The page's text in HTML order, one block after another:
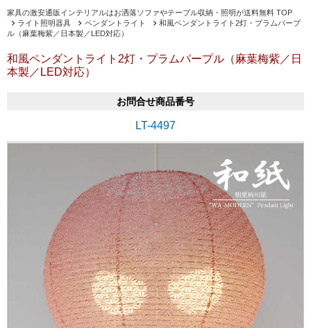
家具の激安通販インテリアルはお洒落ソファやテーブル収納・照明が送料無料 TOP
ライト照明器具
ペンダントライト
和風ペンダントライト2灯・プラムパープ
ル（麻葉梅紫／日本製／LED対応）
和風ペンダントライト2灯・プラムパープル（麻葉梅紫／日
本製／LED対応）
お問合せ商品番号
LT-4497